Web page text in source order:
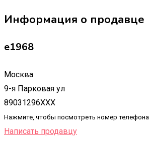
Информация о продавце
e1968
Москва
9-я Парковая ул
89031296XXX
Нажмите, чтобы посмотреть номер телефона
Написать продавцу